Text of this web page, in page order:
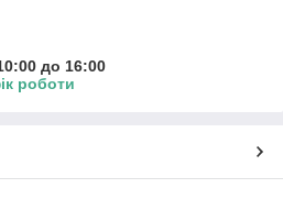
до 16:00
роботи